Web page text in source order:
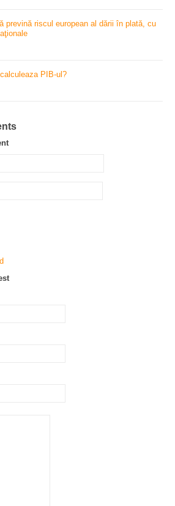
prevină riscul european al dării în plată, cu
PIB-ul?